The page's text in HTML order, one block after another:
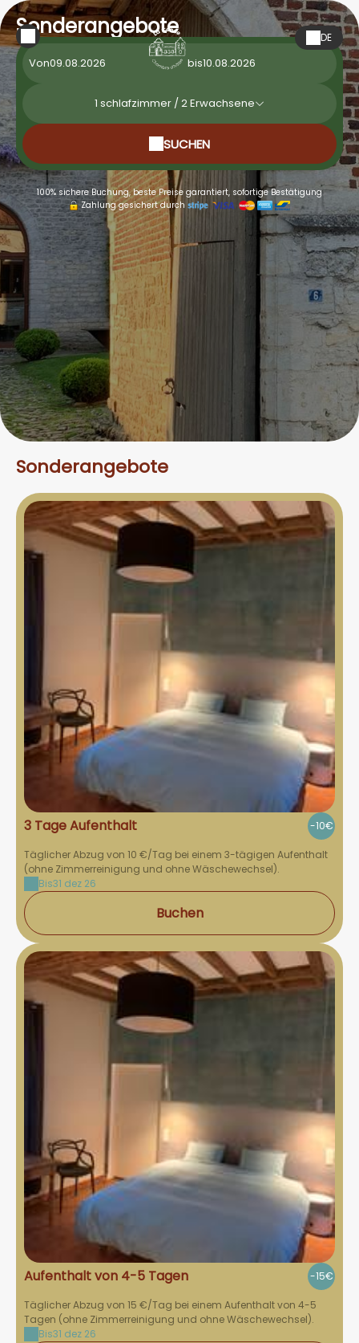
DE
Sonderangebote
Von bis
1 schlafzimmer /2Erwachsene
SUCHEN
100% sichere Buchung, beste Preise garantiert, sofortige Bestätigung
Zahlung gesichert durch
Sonderangebote
3 Tage Aufenthalt -10€
Täglicher Abzug von 10 €/Tag bei einem 3-tägigen Aufenthalt
(ohne Zimmerreinigung und ohne Wäschewechsel).
Bis31 dez 26
Buchen
Aufenthalt von 4-5 Tagen -15€
Täglicher Abzug von 15 €/Tag bei einem Aufenthalt von 4-5
Tagen (ohne Zimmerreinigung und ohne Wäschewechsel).
Bis31 dez 26